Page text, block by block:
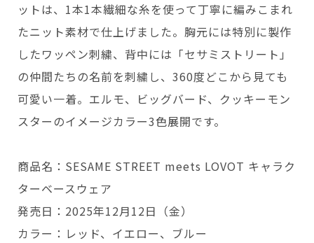
ットは、1本1本繊細な糸を使って丁寧に編みこまれ
たニット素材で仕上げました。胸元には特別に製作
したワッペン刺繍、背中には「セサミストリート」
の仲間たちの名前を刺繍し、360度どこから見ても
可愛い一着。エルモ、ビッグバード、クッキーモン
スターのイメージカラー3色展開です。
商品名：SESAME STREET meets LOVOT キャラク
ターベースウェア
発売日：2025年12月12日（金）
カラー：レッド、イエロー、ブルー